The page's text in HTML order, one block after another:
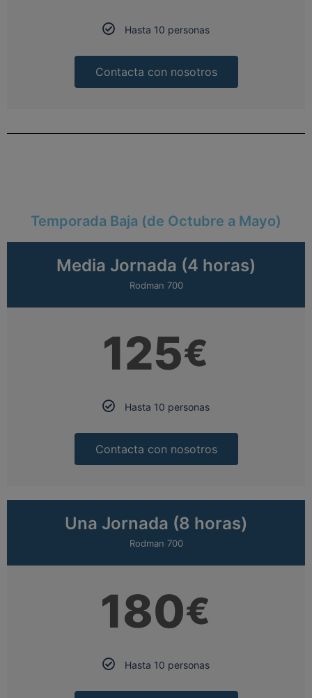
Hasta 10 personas
Contacta con nosotros
Temporada Baja (de Octubre a Mayo)
Media Jornada (4 horas)
Rodman 700
125€
Hasta 10 personas
Contacta con nosotros
Una Jornada (8 horas)
Rodman 700
180€
Hasta 10 personas